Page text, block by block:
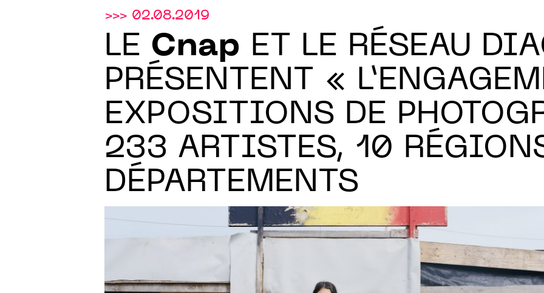
>>> 02.08.2019
LE Cnap ET LE RÉSEAU
PRÉSENTENT «
EXPOSITIONS DE
233 ARTISTES, 10
DÉPARTEMENTS